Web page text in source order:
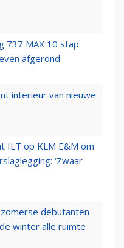
737 MAX 10 stap
afgerond
interieur van nieuwe
ILT op KLM E&M om
‘Zwaar
debutanten
winter alle ruimte